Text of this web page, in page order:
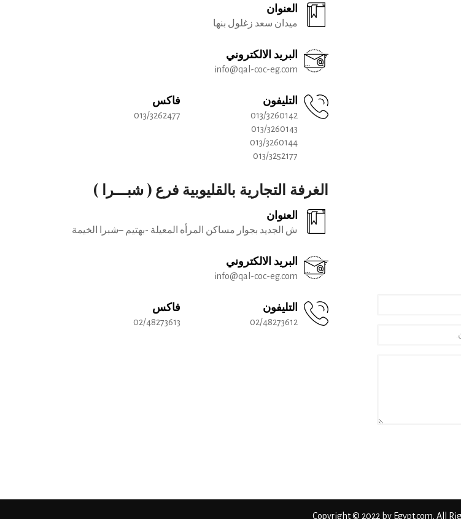
العنوان
ميدان سعد زغلول بنها
البريد الالكتروني
info@qal-coc-eg.com
التليفون
013/3260142
013/3260143
013/3260144
013/3252177
فاكس
013/3262477
الغرفة التجارية بالقليوبية فرع ( شبـــرا )
العنوان
ش الجديد بجوار مساكن المرأه المعيلة -بهتيم –شبرا الخيمة
البريد الالكتروني
info@qal-coc-eg.com
التليفون
02/48273612
فاكس
02/48273613
Copyright © 2022 by Egypt.com. All